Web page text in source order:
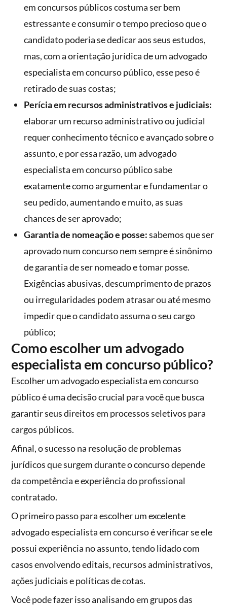
em concursos públicos costuma ser bem
estressante e consumir o tempo precioso que o
candidato poderia se dedicar aos seus estudos,
mas, com a orientação jurídica de um advogado
especialista em concurso público, esse peso é
retirado de suas costas;
Perícia em recursos administrativos e judiciais:
elaborar um recurso administrativo ou judicial
requer conhecimento técnico e avançado sobre o
assunto, e por essa razão, um advogado
especialista em concurso público sabe
exatamente como argumentar e fundamentar o
seu pedido, aumentando e muito, as suas
chances de ser aprovado;
Garantia de nomeação e posse:sabemos que ser
aprovado num concurso nem sempre é sinônimo
de garantia de ser nomeado e tomar posse.
Exigências abusivas, descumprimento de prazos
ou irregularidades podem atrasar ou até mesmo
impedir que o candidato assuma o seu cargo
público;
Como escolher um advogado
especialista em concurso público?
Escolher um advogado especialista em concurso
público é uma decisão crucial para você que busca
garantir seus direitos em processos seletivos para
cargos públicos.
Afinal, o sucesso na resolução de problemas
jurídicos que surgem durante o concurso depende
da competência e experiência do profissional
contratado.
O primeiro passo para escolher um excelente
advogado especialista em concurso é verificar se ele
possui experiência no assunto, tendo lidado com
casos envolvendo editais, recursos administrativos,
ações judiciais e políticas de cotas.
Você pode fazer isso analisando em grupos das